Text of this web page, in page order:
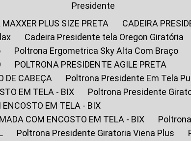
Presidente
MAXXER PLUS SIZE PRETA
CADEIRA
Cadeira Presidente tela Oregon Giratória
Poltrona Ergometrica Sky Alta Com Braço
POLTRONA PRESIDENTE AGILE PRETA
DE CABEÇA
Poltrona Presidente Em Tela Pu
EM TELA - BIX
Poltrona Presidente
ENCOSTO EM TELA - BIX
COM ENCOSTO EM TELA - BIX
Poltrona Presidente Giratoria Viena Plus